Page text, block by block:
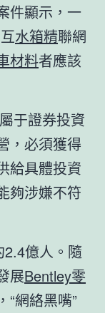
件顯示，一
水箱精聯網
材料者應該
于證券投資
，必須獲得
給具體投資
夠涉嫌不符
億人。隨
展Bentley零
“網絡黑嘴”